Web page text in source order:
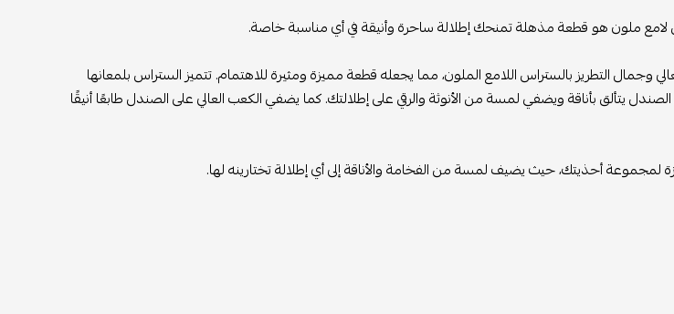
ملون هو قطعة مذهلة تمنحك إطلالة ساحرة وأنيقة في أي مناسبة خاصة.
وجمال التطريز بالستراس اللامع الملون، مما يجعله قطعة مميزة ومثيرة للاهتمام. تتميز الستراس بلمعانها
يتألق بأناقة ويضفي لمسة من الأنوثة والرقي على إطلالتك. كما يضفي الكعب العالي على الصندل طابعًا أنيقًا
لمجموعة أحذيتك، حيث يضيف لمسة من الفخامة والأناقة إلى أي إطلالة تختارينه لها.